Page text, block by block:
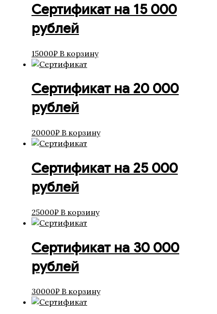
Сертификат на 15 000
рублей
15000₽ В корзину
Сертификат на 20 000
рублей
20000₽ В корзину
Сертификат на 25 000
рублей
25000₽ В корзину
Сертификат на 30 000
рублей
30000₽ В корзину